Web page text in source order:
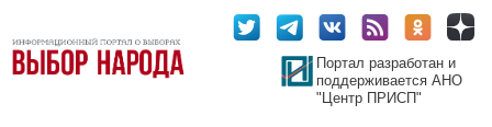
Портал разработан и
поддерживается АНО
"Центр ПРИСП"